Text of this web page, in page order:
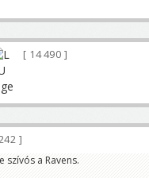
14 490
szívós a Ravens.